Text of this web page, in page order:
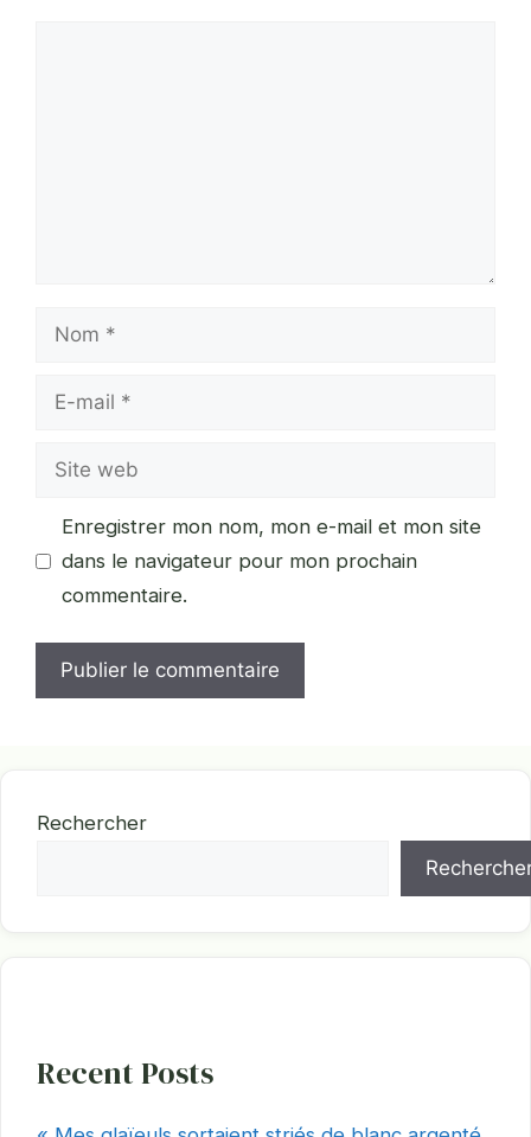
Nom
Site
Enregistrer mon nom, mon e-mail et mon site
dans le navigateur pour mon prochain
commentaire.
Rechercher
Recent Posts